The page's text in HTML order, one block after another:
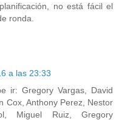
no está fácil el
ronda.
a las 23:33
ir: Gregory Vargas, David
Cox, Anthony Perez, Nestor
Miguel Ruiz, Gregory